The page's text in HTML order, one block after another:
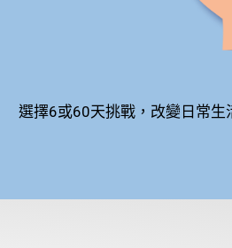
選擇6或60天挑戰，改變日常